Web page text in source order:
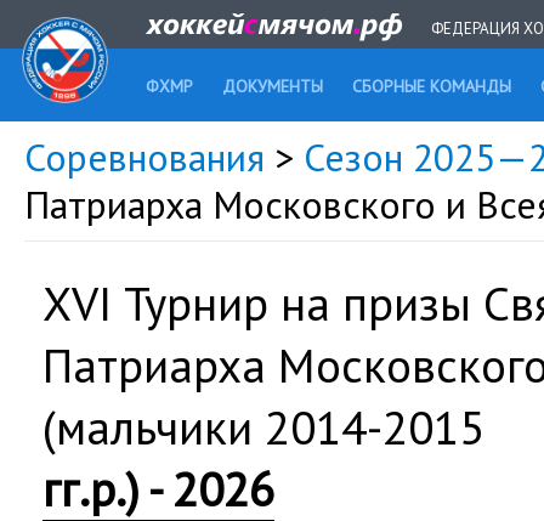
ФЕДЕРАЦИЯ
ФХМР ДОКУМЕНТЫ СБОРНЫЕ КОМАНДЫ
Соревнования > Сезон
Патриарха Московского и
XVI Турнир на призы
Патриарха
(мальчики 2014-2015
гг.р.) - 2026